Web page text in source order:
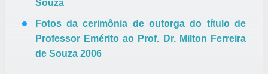
Souza
Fotos da cerimônia de outorga do título de
Professor Emérito ao Prof. Dr. Milton Ferreira
de Souza 2006